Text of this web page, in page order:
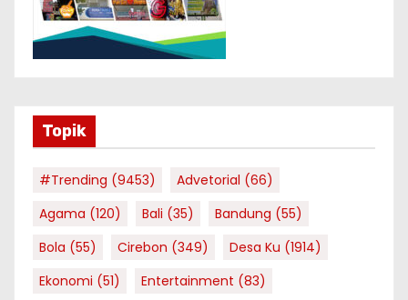
Topik
#Trending (9453) Advetorial (66)
Agama (120) Bali (35) Bandung (55)
Bola (55) Cirebon (349) Desa Ku (1914)
Ekonomi (51) Entertainment (83)